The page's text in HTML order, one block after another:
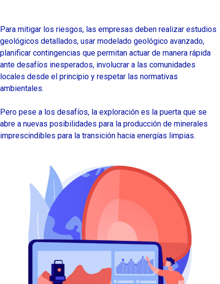
Para mitigar los riesgos, las empresas deben realizar estudios
geológicos detallados, usar modelado geológico avanzado,
planificar contingencias que permitan actuar de manera rápida
ante desafíos inesperados, involucrar a las comunidades
locales desde el principio y respetar las normativas
ambientales.
Pero pese a los desafíos, la exploración es la puerta que se
abre a nuevas posibilidades para la producción de minerales
imprescindibles para la transición hacia energías limpias.